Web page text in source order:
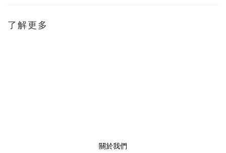
了解更多
關於我們